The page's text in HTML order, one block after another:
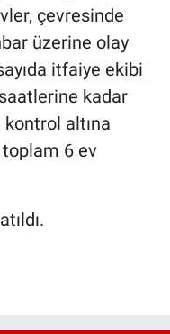
çevresinde
üzerine olay
itfaiye ekibi
kadar
altına
toplam 6 ev